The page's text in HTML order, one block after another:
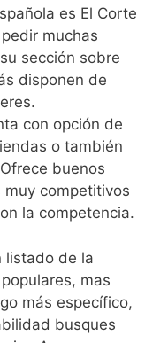
es El Corte
muchas
sección sobre
disponen de
con opción de
o también
buenos
competitivos
la competencia.
listado de la
mas
más específico,
busques